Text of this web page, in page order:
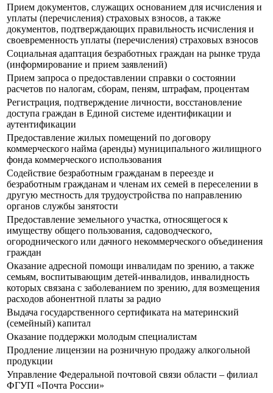
Прием документов, служащих основанием для исчисления и
уплаты (перечисления) страховых взносов, а также
документов, подтверждающих правильность исчисления и
своевременность уплаты (перечисления) страховых взносов
Социальная адаптация безработных граждан на рынке труда
(информирование и прием заявлений)
Прием запроса о предоставлении справки о состоянии
расчетов по налогам, сборам, пеням, штрафам, процентам
Регистрация, подтверждение личности, восстановление
доступа граждан в Единой системе идентификации и
аутентификации
Предоставление жилых помещений по договору
коммерческого найма (аренды) муниципального жилищного
фонда коммерческого использования
Содействие безработным гражданам в переезде и
безработным гражданам и членам их семей в переселении в
другую местность для трудоустройства по направлению
органов службы занятости
Предоставление земельного участка, относящегося к
имуществу общего пользования, садоводческого,
огороднического или дачного некоммерческого объединения
граждан
Оказание адресной помощи инвалидам по зрению, а также
семьям, воспитывающим детей-инвалидов, инвалидность
которых связана с заболеванием по зрению, для возмещения
расходов абонентной платы за радио
Выдача государственного сертификата на материнский
(семейный) капитал
Оказание поддержки молодым специалистам
Продление лицензии на розничную продажу алкогольной
продукции
Управление Федеральной почтовой связи области – филиал
ФГУП «Почта России»